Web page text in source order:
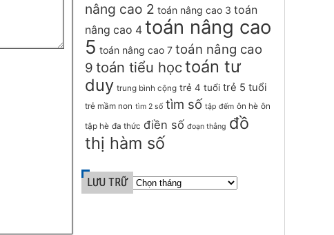
nâng cao 2 toán nâng cao 3 toán
nâng cao 4 toán nâng cao
5 toán nâng cao 7 toán nâng cao
9 toán tiểu họctoán tư
duy trung bình cộng trẻ 4 tuổi trẻ 5 tuổi
trẻ mầm non tìm 2 số tìm số tập đếm ôn hè ôn
tập hè đa thức điền số đoạn thẳng đồ
thị hàm số
LƯU TRỮ